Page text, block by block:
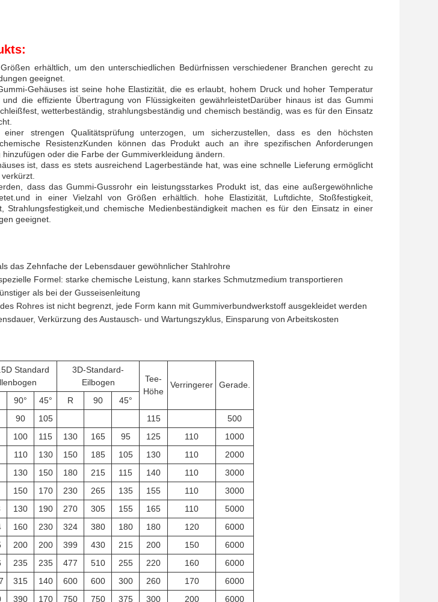
erhältlich, um den unterschiedlichen Bedürfnissen verschiedener Branchen gerecht zu
geeignet.
Gehäuses ist seine hohe Elastizität, die es erlaubt, hohem Druck und hoher Temperatur
die effiziente Übertragung von Flüssigkeiten gewährleistetDarüber hinaus ist das Gummi
wetterbeständig, strahlungsbeständig und chemisch beständig, was es für den Einsatz
strengen Qualitätsprüfung unterzogen, um sicherzustellen, dass es den höchsten
ResistenzKunden können das Produkt auch an ihre spezifischen Anforderungen
oder die Farbe der Gummiverkleidung ändern.
ist, dass es stets ausreichend Lagerbestände hat, was eine schnelle Lieferung ermöglicht
dass das Gummi-Gussrohr ein leistungsstarkes Produkt ist, das eine außergewöhnliche
in einer Vielzahl von Größen erhältlich. hohe Elastizität, Luftdichte, Stoßfestigkeit,
Strahlungsfestigkeit,und chemische Medienbeständigkeit machen es für den Einsatz in einer
geeignet.
das Zehnfache der Lebensdauer gewöhnlicher Stahlrohre
Formel: starke chemische Leistung, kann starkes Schmutzmedium transportieren
als bei der Gusseisenleitung
Rohres ist nicht begrenzt, jede Form kann mit Gummiverbundwerkstoff ausgekleidet werden
Verkürzung des Austausch- und Wartungszyklus, Einsparung von Arbeitskosten
Standard
3D-Standard-
Eilbogen
Tee-
Höhe
Verringerer
Gerade.
90° 45° R 90
45°
90 105 115
500
100 115 130 165 95 125 110
1000
110 130 150 185 105 130 110
2000
130 150 180 215 115 140 110
3000
150 170 230 265 135 155 110
3000
130 190 270 305 155 165 110
5000
160 230 324 380 180 180 120
6000
200 200 399 430 215 200 150
6000
235 235 477 510 255 220 160
6000
315 140 600 600 300 260 170
6000
390 170 750 750 375 300 200
6000